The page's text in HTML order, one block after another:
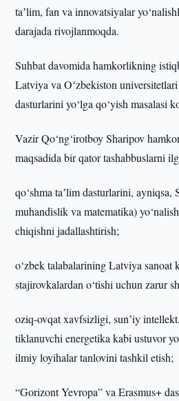
taʼlim, fan va innovatsiyalar
darajada rivojlanmoqda.
Suhbat davomida hamkorlikning
Latviya va Oʻzbekiston universitetlari
dasturlarini yo‘lga qo‘yish masalasi
Vazir Qo‘ng‘irotboy Sharipov
maqsadida bir qator tashabbuslarni
qo‘shma taʼlim dasturlarini,
muhandislik va matematika)
chiqishni jadallashtirish;
o‘zbek talabalarining Latviya sanoat
stajirovkalardan o‘tishi uchun zarur
oziq-ovqat xavfsizligi, sunʼiy
tiklanuvchi energetika kabi ustuvor
ilmiy loyihalar tanlovini tashkil etish;
“Gorizont Yevropa” va Erasmus+